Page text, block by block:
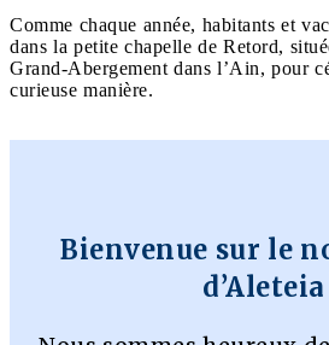
Comme chaque année, habitants et
dans la petite chapelle de Retord,
Grand-Abergement dans l’Ain, pour
curieuse manière.
Bienvenue sur le
d’Aleteia